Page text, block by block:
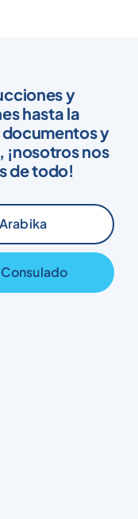
y
hasta la
y
¡nosotros nos
de todo!